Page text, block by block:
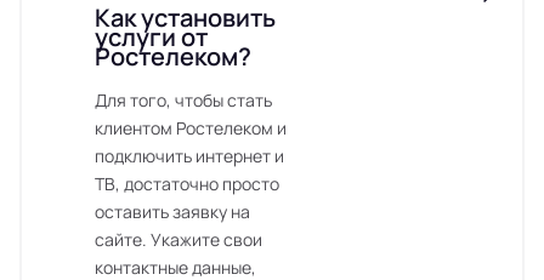
Как установить
услуги от
Ростелеком?
Для того, чтобы стать
клиентом Ростелеком и
подключить интернет и
ТВ, достаточно просто
оставить заявку на
сайте. Укажите свои
контактные данные,